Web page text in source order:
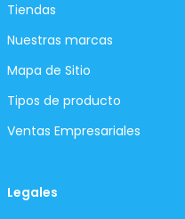
Tiendas
Nuestras marcas
Mapa de Sitio
Tipos de producto
Ventas Empresariales
Legales